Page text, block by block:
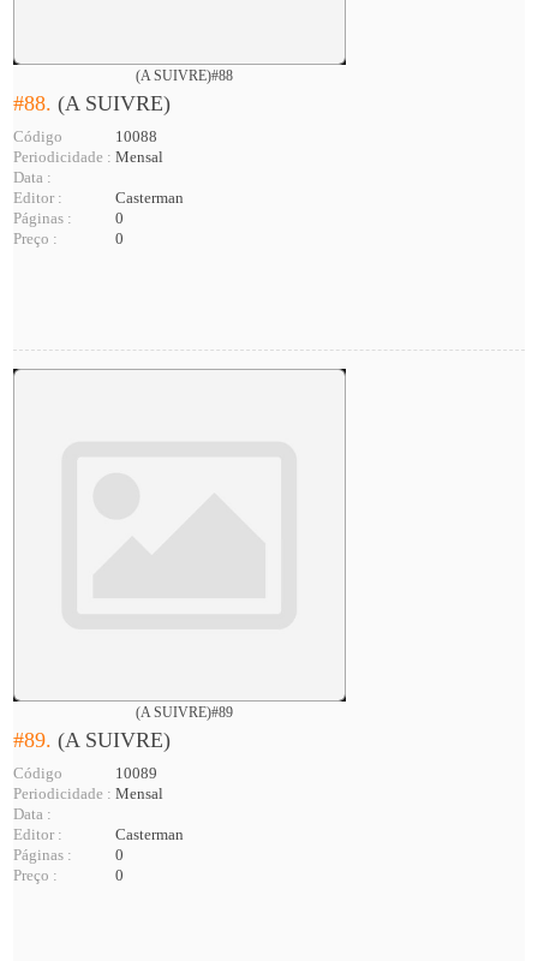
(A SUIVRE)#88
#88.(A SUIVRE)
Código
10088
Periodicidade : Mensal
Data :
Editor :
Casterman
Páginas :
0
Preço :
0
(A SUIVRE)#89
#89.(A SUIVRE)
Código
10089
Periodicidade : Mensal
Data :
Editor :
Casterman
Páginas :
0
Preço :
0